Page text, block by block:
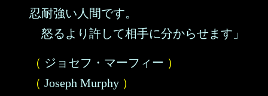
忍耐強い人間です。
怒るより許して相手に分からせます」
（ ジョセフ・マーフィー ）
（ Joseph Murphy ）